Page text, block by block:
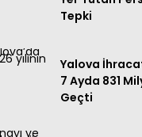
Tepki
Yalova
7 Ayda 831
Geçti